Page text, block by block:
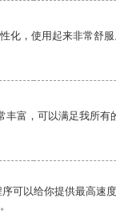
化，使用起来非常舒服
丰富，可以满足我所有
可以给你提供最高速